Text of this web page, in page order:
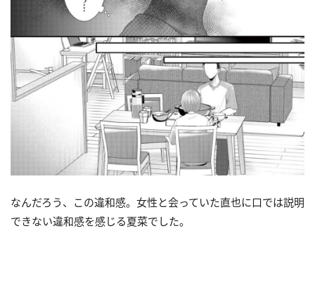
なんだろう、この違和感。女性と会っていた直也に口では説明
できない違和感を感じる夏菜でした。